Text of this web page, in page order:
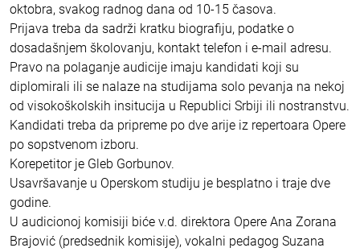
oktobra, svakog radnog dana od 10-15 časova.
Prijava treba da sadrži kratku biografiju, podatke o
dosadašnjem školovanju, kontakt telefon i e-mail adresu.
Pravo na polaganje audicije imaju kandidati koji su
diplomirali ili se nalaze na studijama solo pevanja na nekoj
od visokoškolskih insitucija u Republici Srbiji ili nostranstvu.
Kandidati treba da pripreme po dve arije iz repertoara Opere
po sopstvenom izboru.
Korepetitor je Gleb Gorbunov.
Usavršavanje u Operskom studiju je besplatno i traje dve
godine.
U audicionoj komisiji biće v.d. direktora Opere Ana Zorana
Brajović (predsednik komisije), vokalni pedagog Suzana